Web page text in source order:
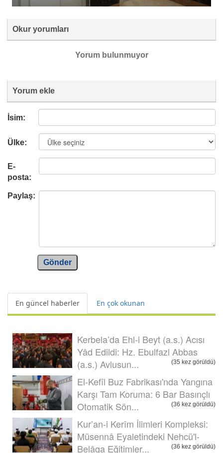
Okur yorumları
Yorum bulunmuyor
Yorum ekle
İsim:
Ülke:
E-
posta:
Paylaş:
Gönder
En güncel haberler En çok okunan
Kerbela’da Ehl-i Beyt (a.s.) Acısı
Yâd Edildi: Hz. Ebulfazl Abbas
(a.s.) Avlusun...
(35 kez görüldü)
El-Kefîl Buz Fabrikası'nda Yangına
Karşı Tam Koruma: 6 Bar Basınçlı
Otomatik Sön...
(36 kez görüldü)
Kur’an-i Kerîm İlimleri Kompleksi:
Müsennâ Eyaletindeki Nehcü'l-
Belâga Eğitimler...
(36 kez görüldü)